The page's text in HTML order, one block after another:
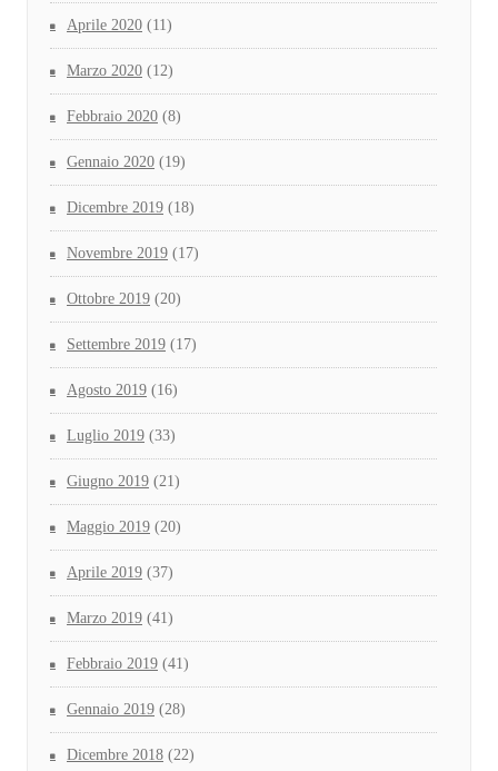
Aprile 2020 (11)
Marzo 2020 (12)
Febbraio 2020 (8)
Gennaio 2020 (19)
Dicembre 2019 (18)
Novembre 2019 (17)
Ottobre 2019 (20)
Settembre 2019 (17)
Agosto 2019 (16)
Luglio 2019 (33)
Giugno 2019 (21)
Maggio 2019 (20)
Aprile 2019 (37)
Marzo 2019 (41)
Febbraio 2019 (41)
Gennaio 2019 (28)
Dicembre 2018 (22)